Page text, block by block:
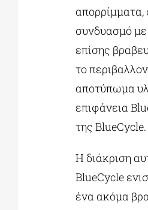
απορρίμματα,
συνδυασμό με
επίσης
το
αποτύπωμα
επιφάνεια
της BlueCycle.
Η διάκριση
BlueCycle
ένα ακόμα